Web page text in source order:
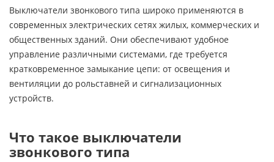
Выключатели звонкового типа широко применяются в
современных электрических сетях жилых, коммерческих и
общественных зданий. Они обеспечивают удобное
управление различными системами, где требуется
кратковременное замыкание цепи: от освещения и
вентиляции до рольставней и сигнализационных
устройств.
Что такое выключатели
звонкового типа